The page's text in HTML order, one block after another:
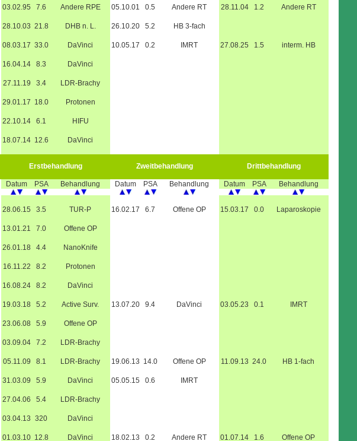
03.02.95 7.6 Andere RPE 05.10.01 0.5 Andere RT 28.11.04 1.2 Andere RT
28.10.03 21.8 DHB n. L. 26.10.20 5.2 HB 3-fach
08.03.17 33.0 DaVinci 10.05.17 0.2 IMRT 27.08.25 1.5 interm. HB
16.04.14 8.3 DaVinci
27.11.19 3.4 LDR-Brachy
29.01.17 18.0 Protonen
22.10.14 6.1 HIFU
18.07.14 12.6 DaVinci
Erstbehandlung Zweitbehandlung Drittbehandlung
Datum PSA Behandlung Datum PSA Behandlung Datum PSA Behandlung
28.06.15 3.5 TUR-P 16.02.17 6.7 Offene OP 15.03.17 0.0 Laparoskopie
13.01.21 7.0 Offene OP
26.01.18 4.4 NanoKnife
16.11.22 8.2 Protonen
16.08.24 8.2 DaVinci
19.03.18 5.2 Active Surv. 13.07.20 9.4 DaVinci 03.05.23 0.1 IMRT
23.06.08 5.9 Offene OP
03.09.04 7.2 LDR-Brachy
05.11.09 8.1 LDR-Brachy 19.06.13 14.0 Offene OP 11.09.13 24.0 HB 1-fach
31.03.09 5.9 DaVinci 05.05.15 0.6 IMRT
27.04.06 5.4 LDR-Brachy
03.04.13 320 DaVinci
01.03.10 12.8 DaVinci 18.02.13 0.2 Andere RT 01.07.14 1.6 Offene OP